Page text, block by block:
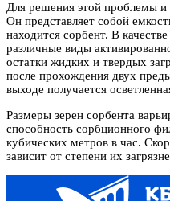
Для решения этой проблемы
Он представляет собой
находится сорбент. В
различные виды
остатки жидких и твердых
после прохождения двух
выходе получается
Размеры зерен сорбента
способность сорбционного
кубических метров в час.
зависит от степени их